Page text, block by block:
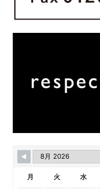
月 火 水